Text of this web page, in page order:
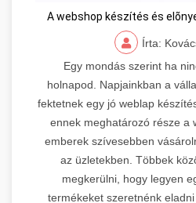
A webshop készítés és
Írta:
Egy mondás szerint ha
holnapod. Napjainkban a
fektetnek egy jó weblap
ennek meghatározó része a
emberek szívesebben
az üzletekben. Többek
megkerülni, hogy legyen
termékeket szeretnénk